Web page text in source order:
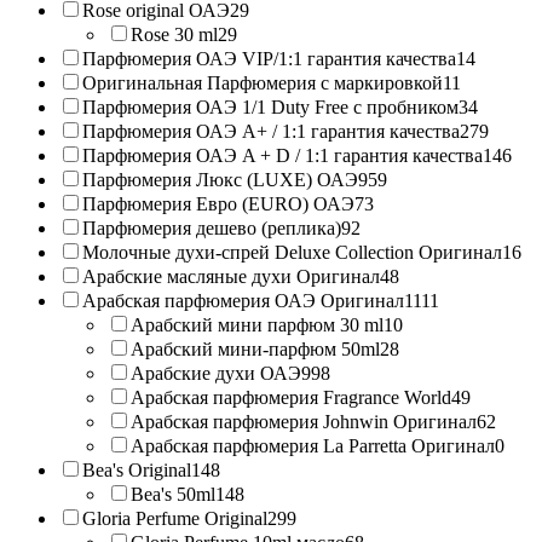
Rose original ОАЭ29
Rose 30 ml29
Парфюмерия ОАЭ VIP/1:1 гарантия качества14
Оригинальная Парфюмерия с маркировкой11
Парфюмерия ОАЭ 1/1 Duty Free с пробником34
Парфюмерия ОАЭ A+ / 1:1 гарантия качества279
Парфюмерия ОАЭ A + D / 1:1 гарантия качества146
Парфюмерия Люкс (LUXE) ОАЭ959
Парфюмерия Евро (EURO) ОАЭ73
Парфюмерия дешево (реплика)92
Молочные духи-спрей Deluxe Collection Оригинал16
Арабские масляные духи Оригинал48
Арабская парфюмерия ОАЭ Оригинал1111
Арабский мини парфюм 30 ml10
Арабский мини-парфюм 50ml28
Арабские духи ОАЭ998
Арабская парфюмерия Fragrance World49
Арабская парфюмерия Johnwin Оригинал62
Арабская парфюмерия La Parretta Оригинал0
Bea's Original148
Bea's 50ml148
Gloria Perfume Original299